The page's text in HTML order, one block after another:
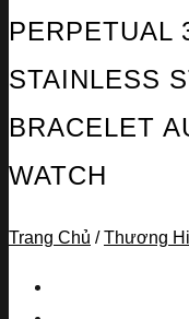
PERPETUAL
STAINLESS
BRACELET
WATCH
Trang Chủ / Thương